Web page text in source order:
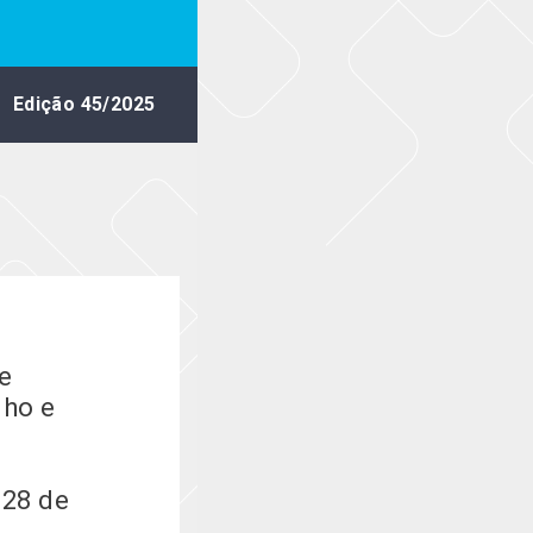
Edição 45/2025
e
de